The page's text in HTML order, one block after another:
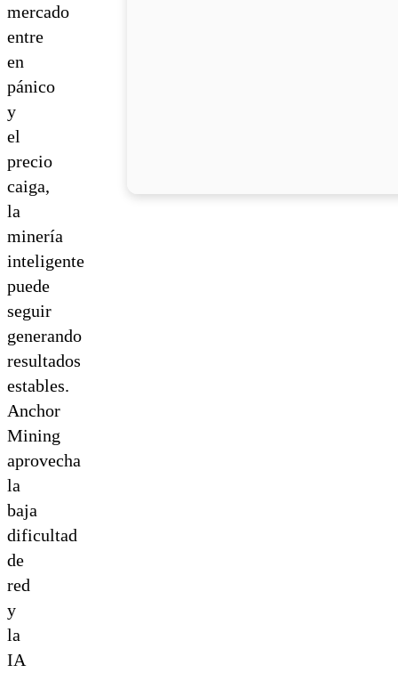
mercado
entre
en
pánico
y
el
precio
caiga,
la
minería
inteligente
puede
seguir
generando
resultados
estables.
Anchor
Mining
aprovecha
la
baja
dificultad
de
red
y
la
IA